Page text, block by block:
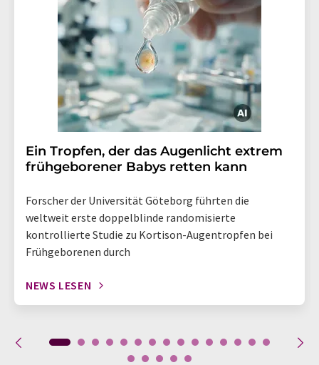
Ein Tropfen, der das Augenlicht extrem
frühgeborener Babys retten kann
Forscher der Universität Göteborg führten die
weltweit erste doppelblinde randomisierte
kontrollierte Studie zu Kortison-Augentropfen bei
Frühgeborenen durch
NEWS LESEN